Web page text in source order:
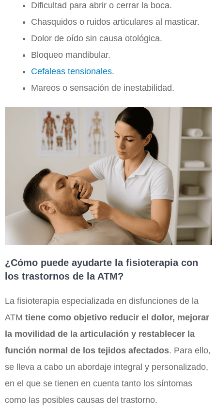
Dificultad para abrir o cerrar la boca.
Chasquidos o ruidos articulares al masticar.
Dolor de oído sin causa otológica.
Bloqueo mandibular.
Cefaleas tensionales.
Mareos o sensación de inestabilidad.
¿Cómo puede ayudarte la fisioterapia con
los trastornos de la ATM?
La fisioterapia especializada en disfunciones de la
ATM tiene como objetivo reducir el dolor, mejorar
la movilidad de la articulación y restablecer la
función normal de los tejidos afectados. Para ello,
se lleva a cabo un abordaje integral y personalizado,
en el que se tienen en cuenta tanto los síntomas
como las posibles causas del trastorno.